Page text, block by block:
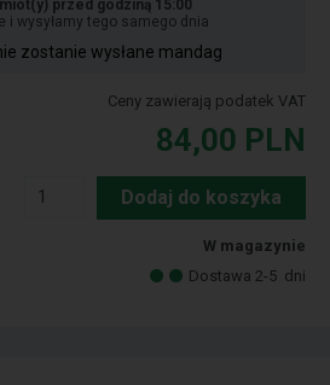
przed godziną 15:00
i wysyłamy tego samego dnia
zostanie wysłane mandag
Ceny zawierają podatek VAT
84,00 PLN
Dodaj do koszyka
W magazynie
Dostawa 2-5 dni